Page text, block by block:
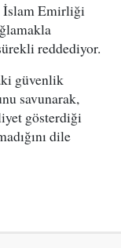
İslam Emirliği
reddediyor.
güvenlik
savunarak,
gösterdiği
dile